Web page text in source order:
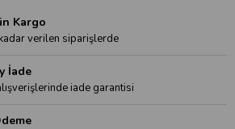
Kargo
verilen siparişlerde
İade
iade garantisi